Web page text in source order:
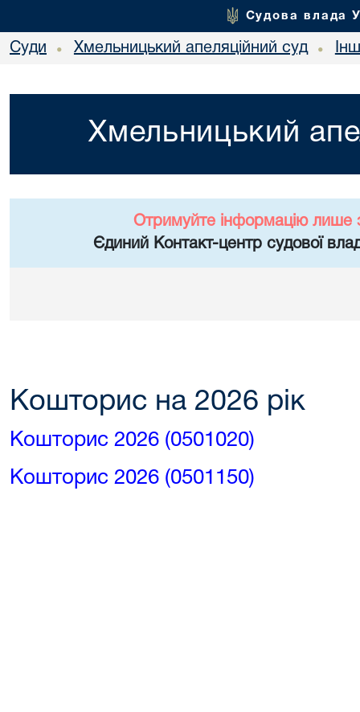
Судова влада
Суди • Хмельницький апеляційний суд •
Хмельницький
Отримуйте інформацію лише
Єдиний Контакт-центр судової
Кошторис на 2026 рік
Кошторис 2026 (0501020)
Кошторис 2026 (0501150)